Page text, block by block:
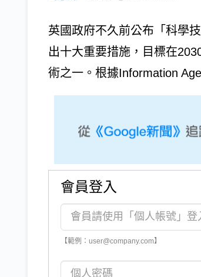
英國政府不久前公布「科學
出十大重要措施，目標在
術之一。根據Information
會員登入
【範例：user@company.com】